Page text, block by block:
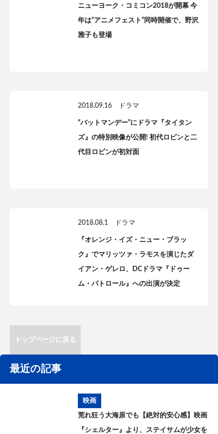
ニューヨーク・コミコン2018が開幕 今
年は“アニメフェスト”同時開催で、野沢
雅子も登場
2018.09.16 ドラマ
“バットマンデー”にドラマ『タイタン
ズ』の特別映像が公開! 初代ロビンと二
代目ロビンが初対面
2018.08.1 ドラマ
『オレンジ・イズ・ニュー・ブラッ
ク』でマリッツァ・ラモスを演じたダ
イアン・ゲレロ、DCドラマ『ドゥー
ム・パトロール』への出演が決定
トップページに戻る
最近の記事
映画
荒れ狂う大海原でも【絶対的安心感】映画
『シェルター』より、ステイサムが少女を